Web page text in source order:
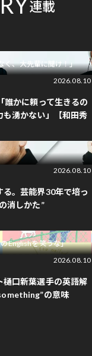
連載
く、大先輩に聞け！」
2026.08.10
誰かに頼って生きるの
も湧かない」【和田秀
2026.08.10
。芸能界30年で培っ
消しかた”
Englishを笑うな」
2026.08.10
樋口新葉選手の英語解
の意味